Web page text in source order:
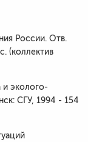
России. Отв.
(коллектив
и эколого-
СГУ, 1994 - 154